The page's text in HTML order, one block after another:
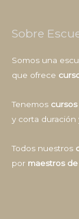
Sobre
Somos una
que ofrece
Tenemos
y corta duración
Todos nuestros
por maestros